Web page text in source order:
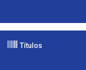
Títulos